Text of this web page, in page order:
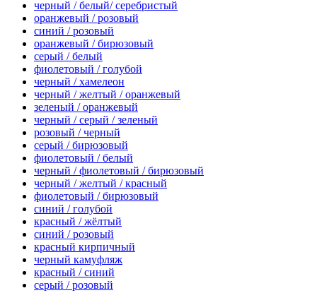
черный / белый/ серебристый
оранжевый / розовый
синий / розовый
оранжевый / бирюзовый
серый / белый
фиолетовый / голубой
черный / хамелеон
черный / желтый / оранжевый
зеленый / оранжевый
черный / серый / зеленый
розовый / черный
серый / бирюзовый
фиолетовый / белый
черный / фиолетовый / бирюзовый
черный / желтый / красный
фиолетовый / бирюзовый
синий / голубой
красный / жёлтый
синий / розовый
красный кирпичный
черный камуфляж
красный / синий
серый / розовый